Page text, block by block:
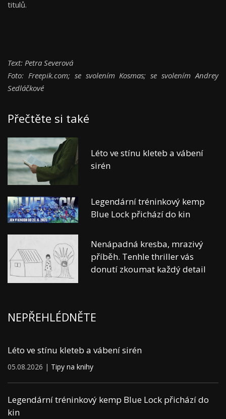
titulů.
Text: Petra Severová
Foto: Freepik.com; se svolením Kosmas; se svolením Andrey
Sedláčkové
Přečtěte si také
Léto ve stínu kleteb a vábení
sirén
Legendární tréninkový kemp
Blue Lock přichází do kin
Nenápadná kresba, mrazivý
příběh. Tenhle thriller vás
donutí zkoumat každý detail
NEPŘEHLÉDNĚTE
Léto ve stínu kleteb a vábení sirén
05.08.2026 | Tipy na knihy
Legendární tréninkový kemp Blue Lock přichází do
kin